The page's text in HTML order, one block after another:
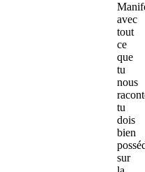
avec
tout
ce
que
tu
nous
tu
dois
bien
sur